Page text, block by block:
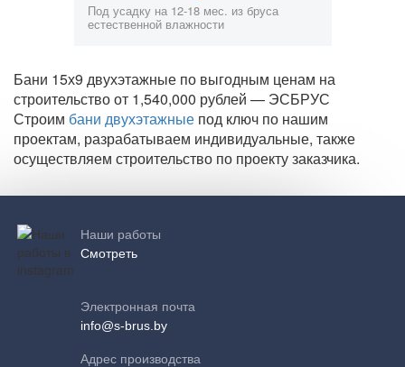
Под усадку на 12-18 мес. из бруса
естественной влажности
Бани 15х9 двухэтажные по выгодным ценам на
строительство от 1,540,000 рублей — ЭСБРУС
Строим бани двухэтажные под ключ по нашим
проектам, разрабатываем индивидуальные, также
осуществляем строительство по проекту заказчика.
Наши работы
Смотреть
Электронная почта
info@s-brus.by
Адрес производства